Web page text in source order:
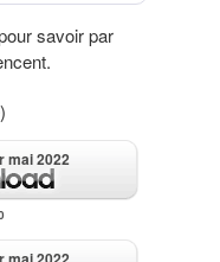
savoir par
mai 2022